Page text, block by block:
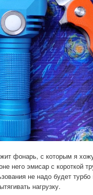
фонарь, с которым я
него эмисар с короткой
не надо будет
нагрузку.